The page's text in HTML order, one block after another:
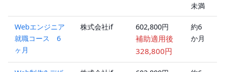
未満
Webエンジニア
就職コース 6
ヶ月
株式会社if 602,800円
補助適用後
328,800円
約6
か月